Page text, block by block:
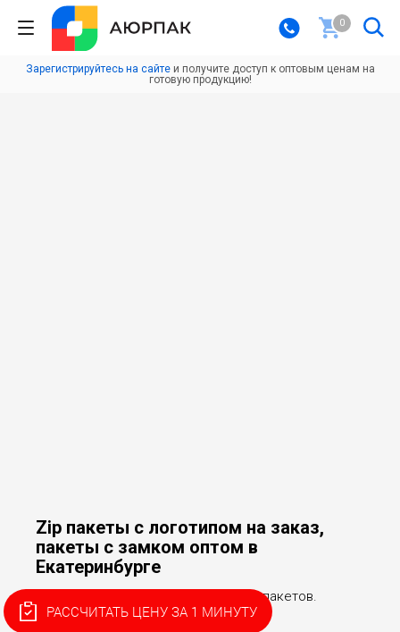
0
Зарегистрируйтесь на сайтеи получите доступ к оптовым ценам на
готовую продукцию!
Zip пакеты с логотипом на заказ,
пакеты с замком оптом в
Екатеринбурге
Собственное производство Ziplock пакетов.
Опыт более 20 лет!
РАССЧИТАТЬ ЦЕНУ ЗА 1 МИНУТУ